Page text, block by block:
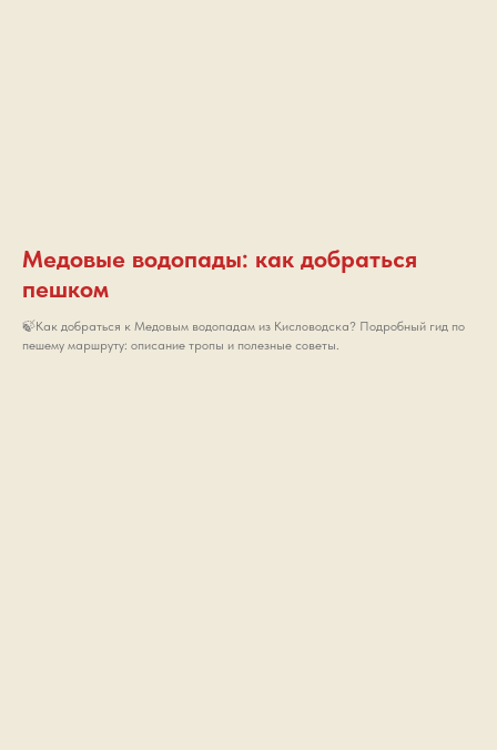
Медовые водопады: как добраться
пешком
🍃Как добраться к Медовым водопадам из Кисловодска? Подробный гид по
пешему маршруту: описание тропы и полезные советы.